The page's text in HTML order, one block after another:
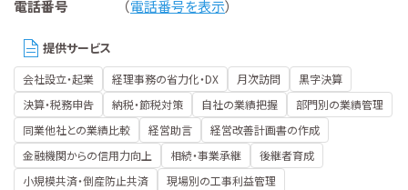
電話番号
（電話番号を表示）
提供サービス
会社設立・起業 経理事務の省力化・DX 月次訪問
黒字決算
決算・税務申告
納税・節税対策 自社の業績把握
部門別の業績管理
同業他社との業績比較
経営助言
経営改善計画書の作成
金融機関からの信用力向上
相続・事業承継
後継者育成
小規模共済・倒産防止共済
現場別の工事利益管理